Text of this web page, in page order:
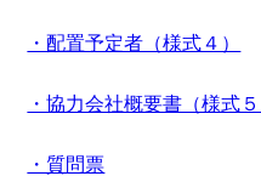
・配置予定者（様式４）
・協力会社概要書（様式５
・質問票